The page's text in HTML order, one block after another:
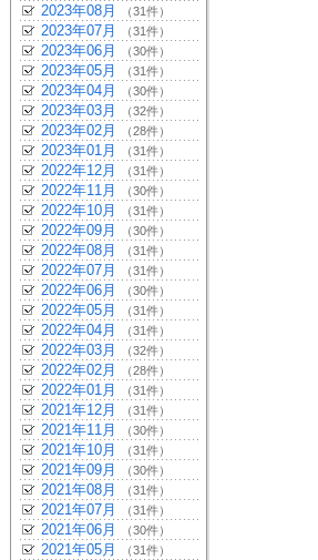
2023年08月 （31件）
2023年07月 （31件）
2023年06月 （30件）
2023年05月 （31件）
2023年04月 （30件）
2023年03月 （32件）
2023年02月 （28件）
2023年01月 （31件）
2022年12月 （31件）
2022年11月 （30件）
2022年10月 （31件）
2022年09月 （30件）
2022年08月 （31件）
2022年07月 （31件）
2022年06月 （30件）
2022年05月 （31件）
2022年04月 （31件）
2022年03月 （32件）
2022年02月 （28件）
2022年01月 （31件）
2021年12月 （31件）
2021年11月 （30件）
2021年10月 （31件）
2021年09月 （30件）
2021年08月 （31件）
2021年07月 （31件）
2021年06月 （30件）
2021年05月 （31件）